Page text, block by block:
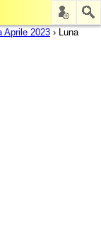
Aprile 2023 › Luna